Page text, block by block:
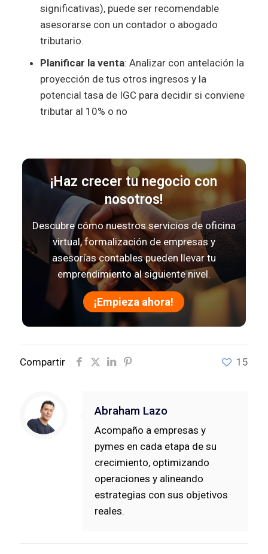
significativas), puede ser recomendable
asesorarse con un contador o abogado
tributario.
Planificar la venta: Analizar con antelación la
proyección de tus otros ingresos y la
potencial tasa de IGC para decidir si conviene
tributar al 10% o no
¡Haz crecer tu negocio con
nosotros!
Descubre cómo nuestros servicios de oficina
virtual, formalización de empresas y
asesorías contables pueden llevar tu
emprendimiento al siguiente nivel.
¡Empieza ahora!
Compartir 15
Abraham Lazo
Acompaño a empresas y
pymes en cada etapa de su
crecimiento, optimizando
operaciones y alineando
estrategias con sus objetivos
reales.